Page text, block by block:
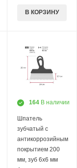
В КОРЗИНУ
164 В наличии
Шпатель
зубчатый с
антикоррозийным
покрытием 200
мм, зуб 6х6 мм